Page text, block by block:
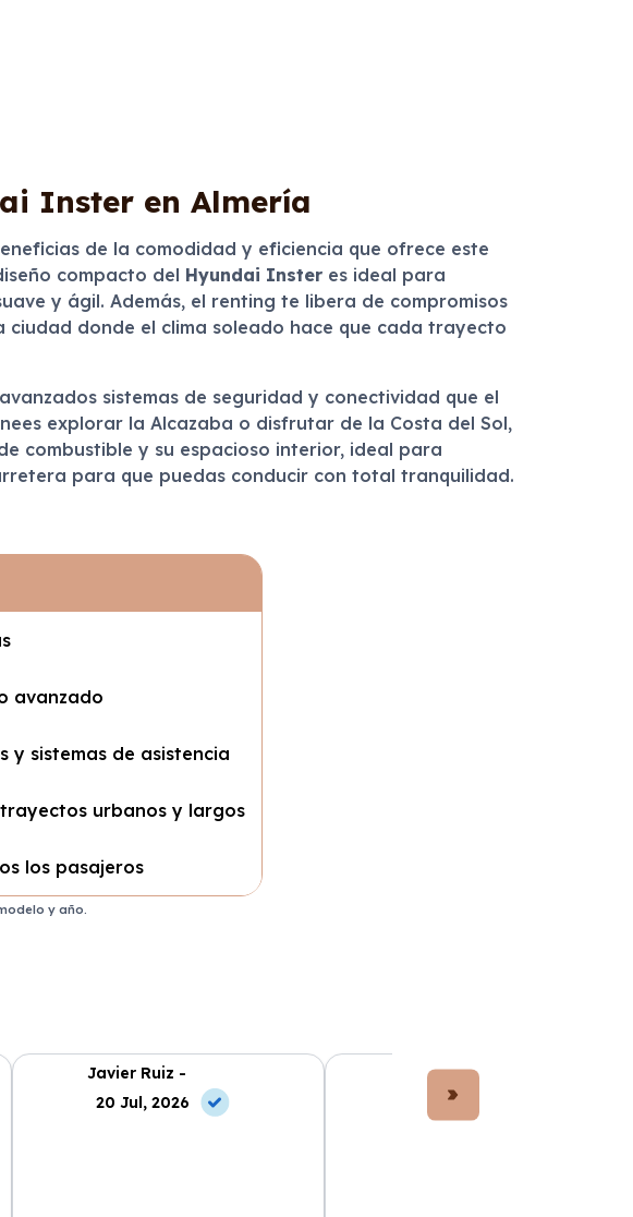
Inster en Almería
de la comodidad y eficiencia que ofrece este
compacto del Hyundai Insteres ideal para
y ágil. Además, el renting te libera de compromisos
donde el clima soleado hace que cada trayecto
sistemas de seguridad y conectividad que el
explorar la Alcazaba o disfrutar de la Costa del Sol,
combustible y su espacioso interior, ideal para
para que puedas conducir con total tranquilidad.
avanzado
y sistemas de asistencia
urbanos y largos
los pasajeros
y año.
Javier Ruiz -
20 Jul, 2026
Lucía Fernández -
10 Jun, 2026